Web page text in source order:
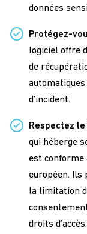
données
Protégez-
logiciel offre
de
d’incident.
Respectez le
qui héberge
est conforme
européen. Ils
la limitation
droits